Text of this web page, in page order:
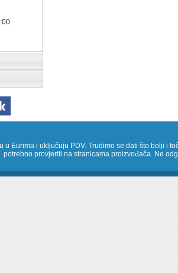
u Eurima i uključuju PDV. Trudimo se dati što bolji i
potrebno provjeriti na stranicama proizvođača. Ne